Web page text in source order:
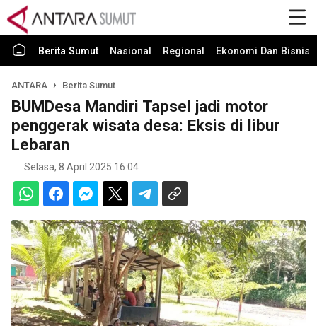
Berita Sumut Nasional Regional Ekonomi Dan Bisnis
ANTARA Berita Sumut
BUMDesa Mandiri Tapsel jadi motor
penggerak wisata desa: Eksis di libur
Lebaran
Selasa, 8 April 2025 16:04